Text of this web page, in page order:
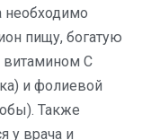
необходимо
пищу, богатую
витамином С
и фолиевой
Также
у врача и